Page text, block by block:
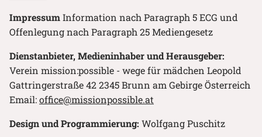
ImpressumInformation nach Paragraph 5 ECG und
Offenlegung nach Paragraph 25 Mediengesetz
Dienstanbieter, Medieninhaber und Herausgeber:
Verein mission:possible - wege für mädchen Leopold
Gattringerstraße 42 2345 Brunn am Gebirge Österreich
Email:office@missionpossible.at
Design und Programmierung: Wolfgang Puschitz